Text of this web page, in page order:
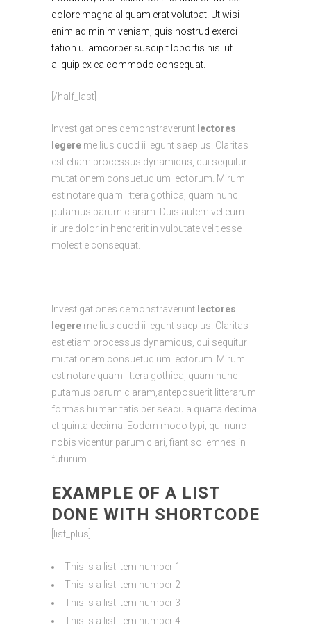
dolore magna aliquam erat volutpat. Ut wisi
enim ad minim veniam, quis nostrud exerci
tation ullamcorper suscipit lobortis nisl ut
aliquip ex ea commodo consequat.
[/half_last]
Investigationes demonstraverunt lectores
legere me lius quod ii legunt saepius. Claritas
est etiam processus dynamicus, qui sequitur
mutationem consuetudium lectorum. Mirum
est notare quam littera gothica, quam nunc
putamus parum claram. Duis autem vel eum
iriure dolor in hendrerit in vulputate velit esse
molestie consequat.
Investigationes demonstraverunt lectores
legere me lius quod ii legunt saepius. Claritas
est etiam processus dynamicus, qui sequitur
mutationem consuetudium lectorum. Mirum
est notare quam littera gothica, quam nunc
putamus parum claram,anteposuerit litterarum
formas humanitatis per seacula quarta decima
et quinta decima. Eodem modo typi, qui nunc
nobis videntur parum clari, fiant sollemnes in
futurum.
EXAMPLE OF A LIST
DONE WITH SHORTCODE
[list_plus]
This is a list item number 1
This is a list item number 2
This is a list item number 3
This is a list item number 4